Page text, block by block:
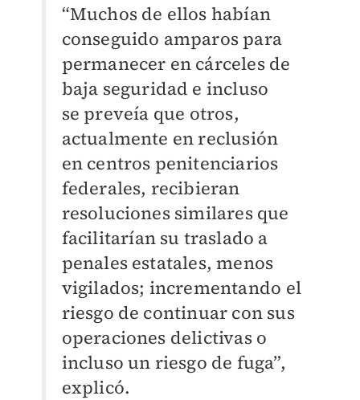
“Muchos de ellos habían
conseguido amparos para
permanecer en cárceles de
baja seguridad e incluso
se preveía que otros,
actualmente en reclusión
en centros penitenciarios
federales, recibieran
resoluciones similares que
facilitarían su traslado a
penales estatales, menos
vigilados; incrementando el
riesgo de continuar con sus
operaciones delictivas o
incluso un riesgo de fuga”,
explicó.